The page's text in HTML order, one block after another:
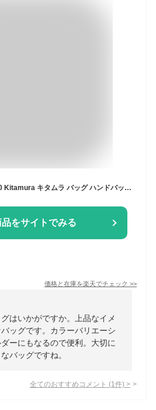
2wayハンドバッグ Y-1330 Kitamura キタムラ バッグ ハンドバッグ グリーン ブルー ベージュ【送料無料】[Rakuten Fashion]
品をサイトでみる
価格と在庫を楽天でチェック >>
はいかがですか。上品なイメ
ッグです。カラーバリエーシ
ーにもなるので便利。大切に
バッグですね。
全てのおすすめコメント (1 件) >